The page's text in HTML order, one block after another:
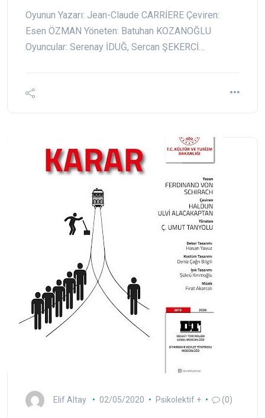
Oyunun Yazarı: Jean-Claude CARRİERE Çeviren:
Esen ÖZMAN Yöneten: Batuhan KOZANOĞLU
Oyuncular: Serenay İDUĞ, Sercan ŞEKERCİ…
Elif Altay 02/05/2020 Psikolektif + (0)